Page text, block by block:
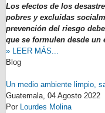
Los efectos de los
pobres y excluidas
prevención del riesgo
que se formulen desde un
» LEER MÁS...
Blog
Un medio ambiente limpio,
Guatemala, 04 Agosto 2022
Por Lourdes Molina